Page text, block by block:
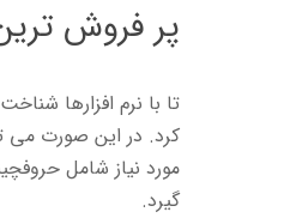
پر فروش
تا با نرم افزارها
کرد. در این صورت می
مورد نیاز شامل
گیرد.